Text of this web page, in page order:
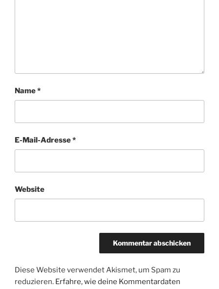
Name*
E-Mail-Adresse*
Website
Diese Website verwendet Akismet, um Spam zu
reduzieren. Erfahre, wie deine Kommentardaten